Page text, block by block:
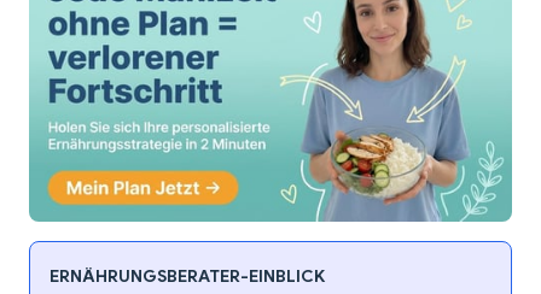
ERNÄHRUNGSBERATER-EINBLICK